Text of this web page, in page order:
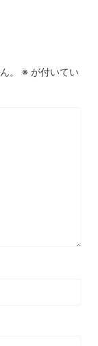
。 ※ が付いてい